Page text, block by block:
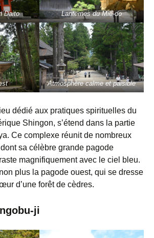
Daito Lanternes du Mie-do
Atmosphère calme et paisible
dédié aux pratiques spirituelles du
Shingon, s’étend dans la partie
Ce complexe réunit de nombreux
sa célèbre grande pagode
magnifiquement avec le ciel bleu.
plus la pagode ouest, qui se dresse
d’une forêt de cèdres.
ji